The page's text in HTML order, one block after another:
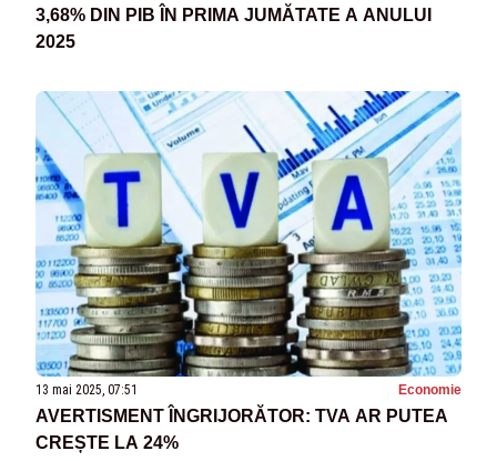
3,68% DIN PIB ÎN PRIMA JUMĂTATE A ANULUI
2025
13 mai 2025, 07:51 Economie
AVERTISMENT ÎNGRIJORĂTOR: TVA AR PUTEA
CREȘTE LA 24%